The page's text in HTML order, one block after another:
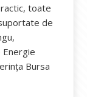
toate
de
Bursa